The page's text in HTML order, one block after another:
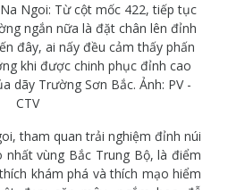
Ngoi: Từ cột mốc 422, tiếp tục
ngắn nữa là đặt chân lên đỉnh
đây, ai nấy đều cảm thấy phấn
khi được chinh phục đỉnh cao
dãy Trường Sơn Bắc. Ảnh: PV -
CTV
tham quan trải nghiệm đỉnh núi
nhất vùng Bắc Trung Bộ, là điểm
khám phá và thích mạo hiểm